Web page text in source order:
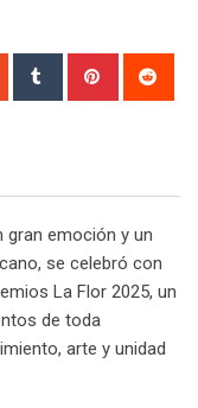
StumbleUpon
Tumblr Pinterest
gran emoción y un
se celebró con
La Flor 2025, un
de toda
arte y unidad